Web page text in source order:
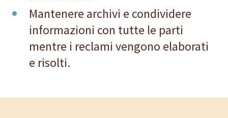
Mantenere archivi e condividere
informazioni con tutte le parti
mentre i reclami vengono elaborati
e risolti.